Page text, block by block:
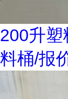
200升塑
料桶/报